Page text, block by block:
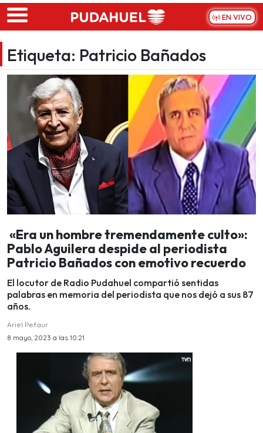
Skip to main content
EN VIVO
Etiqueta: Patricio Bañados
«Era un hombre tremendamente culto»:
Pablo Aguilera despide al periodista
Patricio Bañados con emotivo recuerdo
El locutor de Radio Pudahuel compartió sentidas
palabras en memoria del periodista que nos dejó a sus 87
años.
Ariel Pefaur
8 mayo, 2023 a las 10:21